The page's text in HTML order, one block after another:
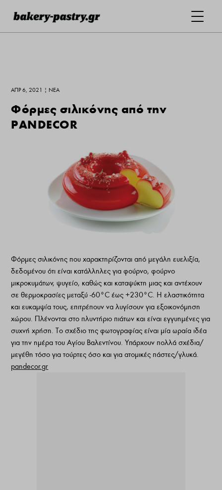
ΑΠΡ 6, 2021 | ΝΕΑ
Φόρμες σιλικόνης από την
PANDECOR
Φόρμες σιλικόνης που χαρακτηρίζονται από μεγάλη ευελιξία,
δεδομένου ότι είναι κατάλληλες για φούρνο, φούρνο
μικροκυμάτων, ψυγείο, καθώς και καταψύκτη μιας και αντέχουν
σε θερμοκρασίες μεταξύ -60°C έως +230°C. Η ελαστικότητα
και ευκαμψία τους, επιτρέπουν να λυγίσουν για εξοικονόμηση
χώρου. Πλένονται στο πλυντήριο πιάτων και είναι εγγυημένες για
συχνή χρήση. Το σχέδιο της φωτογραφίας είναι μία ωραία ιδέα
για την ημέρα του Αγίου Βαλεντίνου. Υπάρχουν πολλά σχέδια/
μεγέθη τόσο για τούρτες όσο και για ατομικές πάστες/γλυκά.
pandecor.gr